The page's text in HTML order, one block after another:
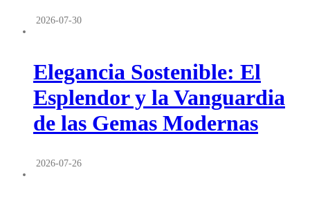
2026-07-30
Elegancia Sostenible: El
Esplendor y la Vanguardia
de las Gemas Modernas
2026-07-26